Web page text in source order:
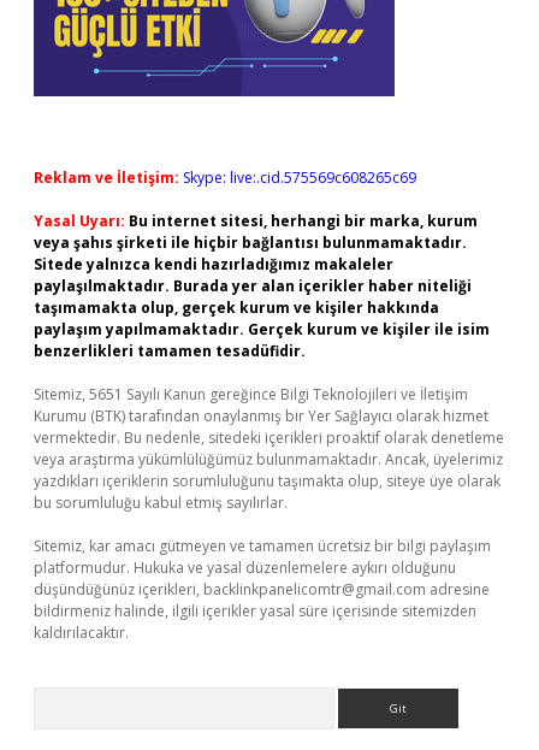
Reklam ve İletişim: Skype: live:.cid.575569c608265c69
Yasal Uyarı: Bu internet sitesi, herhangi bir marka, kurum
veya şahıs şirketi ile hiçbir bağlantısı bulunmamaktadır.
Sitede yalnızca kendi hazırladığımız makaleler
paylaşılmaktadır. Burada yer alan içerikler haber niteliği
taşımamakta olup, gerçek kurum ve kişiler hakkında
paylaşım yapılmamaktadır. Gerçek kurum ve kişiler ile isim
benzerlikleri tamamen tesadüfidir.
Sitemiz, 5651 Sayılı Kanun gereğince Bilgi Teknolojileri ve İletişim
Kurumu (BTK) tarafından onaylanmış bir Yer Sağlayıcı olarak hizmet
vermektedir. Bu nedenle, sitedeki içerikleri proaktif olarak denetleme
veya araştırma yükümlülüğümüz bulunmamaktadır. Ancak, üyelerimiz
yazdıkları içeriklerin sorumluluğunu taşımakta olup, siteye üye olarak
bu sorumluluğu kabul etmiş sayılırlar.
Sitemiz, kar amacı gütmeyen ve tamamen ücretsiz bir bilgi paylaşım
platformudur. Hukuka ve yasal düzenlemelere aykırı olduğunu
düşündüğünüz içerikleri, backlinkpanelicomtr@gmail.com adresine
bildirmeniz halinde, ilgili içerikler yasal süre içerisinde sitemizden
kaldırılacaktır.